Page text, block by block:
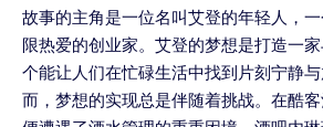
故事的主角是一位名叫艾登的年轻人，
限热爱的创业家。艾登的梦想是打造一
个能让人们在忙碌生活中找到片刻宁静
而，梦想的实现总是伴随着挑战。在酷